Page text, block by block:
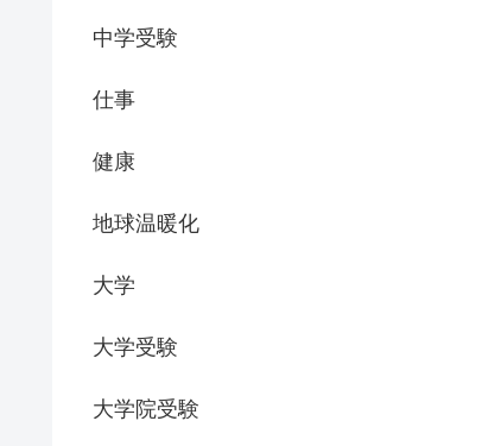
中学受験
仕事
健康
地球温暖化
大学
大学受験
大学院受験